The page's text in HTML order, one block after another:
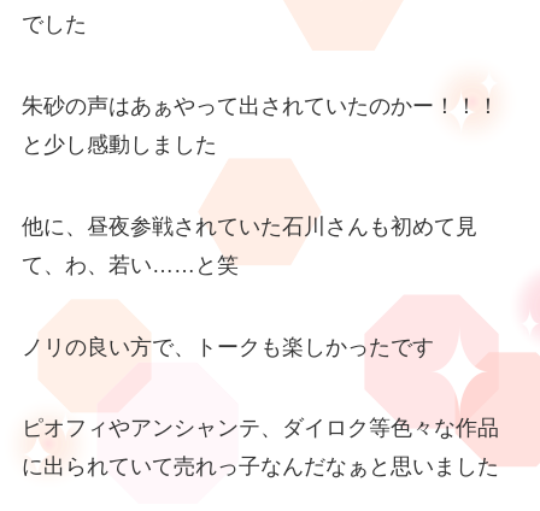
でした
朱砂の声はあぁやって出されていたのかー！！！
と少し感動しました
他に、昼夜参戦されていた石川さんも初めて見
て、わ、若い……と笑
ノリの良い方で、トークも楽しかったです
ピオフィやアンシャンテ、ダイロク等色々な作品
に出られていて売れっ子なんだなぁと思いました